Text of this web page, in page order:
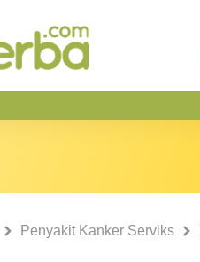
Penyakit Kanker Serviks